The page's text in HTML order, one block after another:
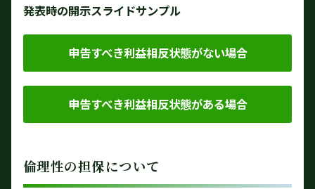
発表時の開示スライドサンプル
申告すべき利益相反状態がない場合
申告すべき利益相反状態がある場合
倫理性の担保について